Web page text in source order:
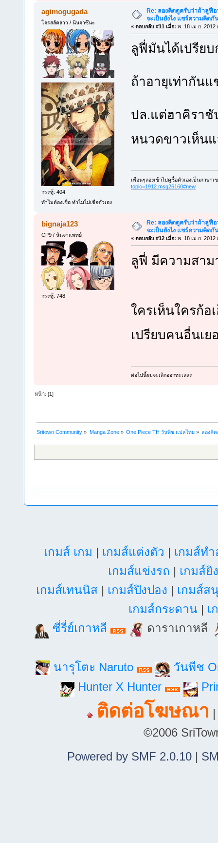
agimogugada
โจรสลัดสาว / นินจาซึนะ
กระทู้: 404
ทำไมต้องเชื่อ ทำไมไม่เชื่อตัวเอง
Re: ลองคิดดูครับว่าถ้าลูฟี่
จะเป็นยังไง แชร์ความคิดกั
« ตอบกลับ #11 เมื่อ: พ. 18 เม.ย. 2012
ลูฟี่มันได้เปรียบ
ถ้าอายุเท่ากันแ
ปล.แต่ฮาคิราชั
หนวดขาวเห็น
เพื่อนๆลองเข้าไปดูชื่อตัวเองเป็นภาษ
topic=1912.msg26160#new
bignaja123
CP9 / นินจาแพทย์
กระทู้: 748
Re: ลองคิดดูครับว่าถ้าลูฟี่
จะเป็นยังไง แชร์ความคิดกั
« ตอบกลับ #12 เมื่อ: พ. 18 เม.ย. 2012
ลูฟี่ มีความสาม
ใครเห็นใครก้
เปรียบคนอื่นเ
ต่อไปนี้ผมจะเลิกออกทะเลละ
หน้า: [1]
Sritown Community » Manga Zone» One Piece TH วันพีช แปลไทย» ลองคิ
เกมส์ เกม | เกมส์แต่งตัว | เกมส์ท
เกมส์แข่งรถ | เกมส์ยิ
เกมส์เทนนิส| เกมส์ปิงปอง | เกมส์ส
เกมส์กระดาน | เ
ซี่รี่ย์เกาหลี
ดาราเกาหลี
นารุโตะ Naruto
วันพีช
Hunter X Hunter
ติดต่อโฆษณา
©2006
Powered by SMF 2.0.10|